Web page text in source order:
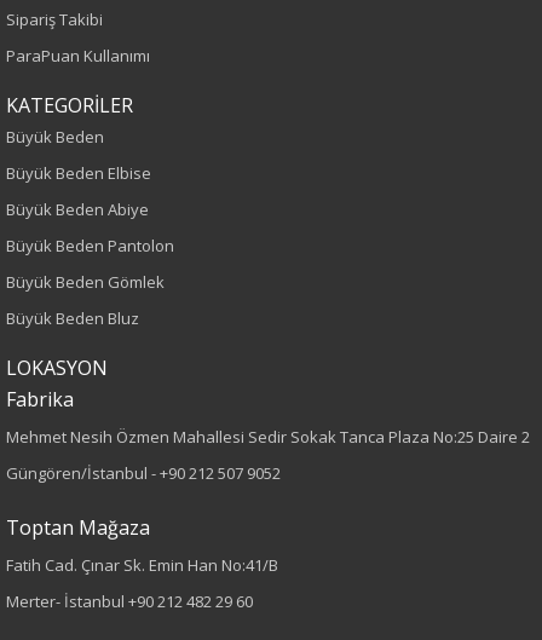
Bel
Kalıp
Boy
100
Paça Tipi
Dar Paça
Kumaş Tipi
Dokuma
Sipariş Takibi
ParaPuan Kullanımı
KATEGORİLER
Büyük Beden
Büyük Beden Elbise
Büyük Beden Abiye
Büyük Beden Pantolon
Büyük Beden Gömlek
Büyük Beden Bluz
LOKASYON
Fabrika
Mehmet Nesih Özmen Mahallesi Sedir Sokak Tanca Plaza No:25 Daire 2
Güngören/İstanbul -+90 212 507 9052
Toptan Mağaza
Fatih Cad. Çınar Sk. Emin Han No:41/B
Merter- İstanbul +90 212 482 29 60